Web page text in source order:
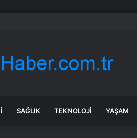
çeken ifadeler: Kızım iş için görüşmüş
SAĞLIK TEKNOLOJI YAŞAM